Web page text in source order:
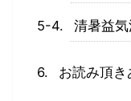
清暑益
お読み頂き